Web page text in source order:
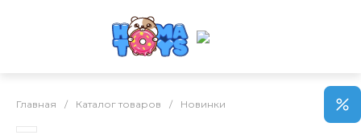
Главная / Каталог товаров / Новинки